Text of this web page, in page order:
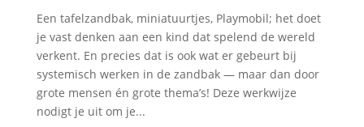
Een tafelzandbak, miniatuurtjes, Playmobil; het doet
je vast denken aan een kind dat spelend de wereld
verkent. En precies dat is ook wat er gebeurt bij
systemisch werken in de zandbak — maar dan door
grote mensen én grote thema’s! Deze werkwijze
nodigt je uit om je...